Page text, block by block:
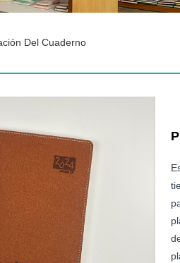
Del Cuaderno